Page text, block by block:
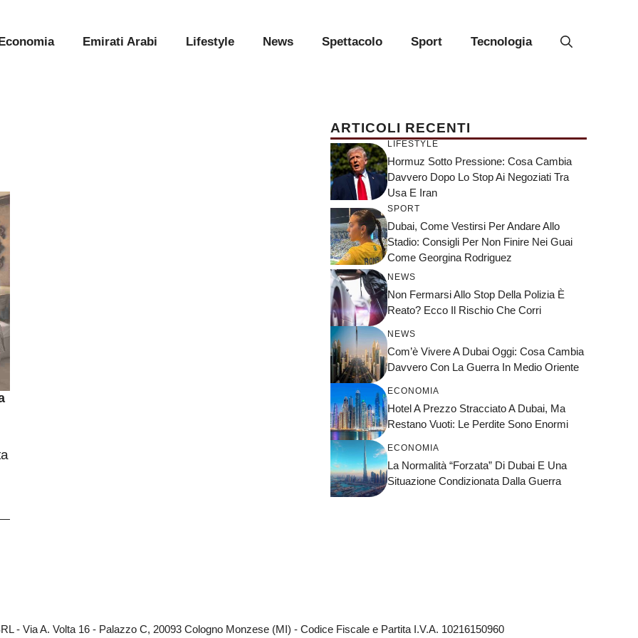
Emirati Arabi Lifestyle News Spettacolo Sport Tecnologia
ARTICOLI RECENTI
LIFESTYLE
Hormuz Sotto Pressione: Cosa Cambia
Davvero Dopo Lo Stop Ai Negoziati Tra
Usa E Iran
SPORT
Dubai, Come Vestirsi Per Andare Allo
Stadio: Consigli Per Non Finire Nei Guai
Come Georgina Rodriguez
NEWS
Non Fermarsi Allo Stop Della Polizia È
Reato? Ecco Il Rischio Che Corri
NEWS
Com’è Vivere A Dubai Oggi: Cosa Cambia
Davvero Con La Guerra In Medio Oriente
ECONOMIA
Hotel A Prezzo Stracciato A Dubai, Ma
Restano Vuoti: Le Perdite Sono Enormi
ECONOMIA
La Normalità “forzata” Di Dubai E Una
Situazione Condizionata Dalla Guerra
- Via A. Volta 16 - Palazzo C, 20093 Cologno Monzese (MI) - Codice Fiscale e Partita I.V.A. 10216150960